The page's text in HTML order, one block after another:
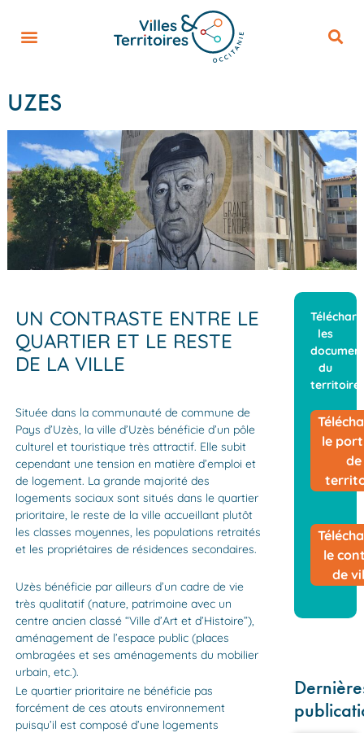
UZES
UN CONTRASTE ENTRE LE
QUARTIER ET LE RESTE
DE LA VILLE
Située dans la communauté de commune de
Pays d’Uzès, la ville d’Uzès bénéficie d’un pôle
culturel et touristique très attractif. Elle subit
cependant une tension en matière d’emploi et
de logement. La grande majorité des
logements sociaux sont situés dans le quartier
prioritaire, le reste de la ville accueillant plutôt
les classes moyennes, les populations retraités
et les propriétaires de résidences secondaires.
Uzès bénéficie par ailleurs d’un cadre de vie
très qualitatif (nature, patrimoine avec un
centre ancien classé “Ville d’Art et d’Histoire”),
aménagement de l’espace public (places
ombragées et ses aménagements du mobilier
urbain, etc.).
Le quartier prioritaire ne bénéficie pas
forcément de ces atouts environnement
puisqu’il est composé d’une logements
les
du
territoire
le
de
le
de